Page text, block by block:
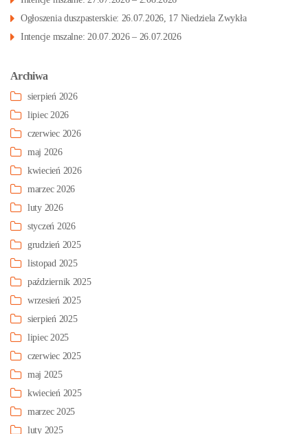
Ogłoszenia duszpasterskie: 26.07.2026, 17 Niedziela Zwykła
Intencje mszalne: 20.07.2026 – 26.07.2026
Archiwa
sierpień 2026
lipiec 2026
czerwiec 2026
maj 2026
kwiecień 2026
marzec 2026
luty 2026
styczeń 2026
grudzień 2025
listopad 2025
październik 2025
wrzesień 2025
sierpień 2025
lipiec 2025
czerwiec 2025
maj 2025
kwiecień 2025
marzec 2025
luty 2025